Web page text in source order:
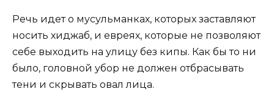
Речь идет о мусульманках, которых заставляют
носить хиджаб, и евреях, которые не позволяют
себе выходить на улицу без кипы. Как бы то ни
было, головной убор не должен отбрасывать
тени и скрывать овал лица.